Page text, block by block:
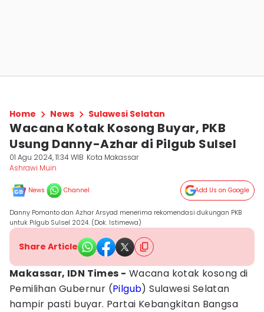
Home News Sulawesi Selatan
Wacana Kotak Kosong Buyar, PKB
Usung Danny-Azhar di Pilgub Sulsel
01 Agu 2024, 11:34 WIB Kota Makassar
Ashrawi Muin
News Channel Add Us on Google
Danny Pomanto dan Azhar Arsyad menerima rekomendasi dukungan PKB
untuk Pilgub Sulsel 2024. (Dok. Istimewa)
Share Article
Makassar, IDN Times - Wacana kotak kosong di
Pemilihan Gubernur (Pilgub) Sulawesi Selatan
hampir pasti buyar. Partai Kebangkitan Bangsa